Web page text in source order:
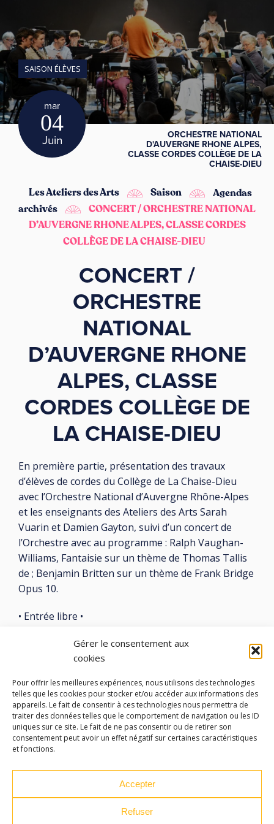
Gérer le consentement aux
cookies
Pour offrir les meilleures expériences, nous utilisons des technologies
telles que les cookies pour stocker et/ou accéder aux informations des
appareils. Le fait de consentir à ces technologies nous permettra de
traiter des données telles que le comportement de navigation ou les ID
uniques sur ce site. Le fait de ne pas consentir ou de retirer son
consentement peut avoir un effet négatif sur certaines caractéristiques
et fonctions.
Accepter
Refuser
mar
04
Juin
SAISON ÉLÈVES
ORCHESTRE NATIONAL
D'AUVERGNE RHONE ALPES,
CLASSE CORDES COLLÈGE DE LA
CHAISE-DIEU
Les Ateliers des Arts Saison
Agendas
archivés
CONCERT / ORCHESTRE NATIONAL
D’AUVERGNE RHONE ALPES, CLASSE CORDES
COLLÈGE DE LA CHAISE-DIEU
CONCERT /
ORCHESTRE
NATIONAL
D’AUVERGNE RHONE
ALPES, CLASSE
CORDES COLLÈGE DE
LA CHAISE-DIEU
En première partie, présentation des travaux
d’élèves de cordes du Collège de La Chaise-Dieu
avec l’Orchestre National d’Auvergne Rhône-Alpes
et les enseignants des Ateliers des Arts Sarah
Vuarin et Damien Gayton, suivi d’un concert de
l’Orchestre avec au programme : Ralph Vaughan-
Williams, Fantaisie sur un thème de Thomas Tallis
de ; Benjamin Britten sur un thème de Frank Bridge
Opus 10.
• Entrée libre •
LES ATELIERS DES ARTS
32 Rue 86E Régiment d'Infanterie
43000 Le Puy-en-Velay
04 71 04 37 35
ateliersdesarts@lepuyenvelay.fr